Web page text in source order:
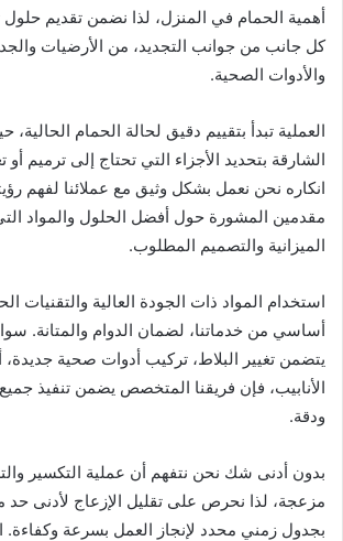
أهمية الحمام في المنزل، لذا نضمن تقديم
كل جانب من جوانب التجديد، من الأرضيات
والأدوات الصحية.
العملية تبدأ بتقييم دقيق لحالة الحمام
الشارقة بتحديد الأجزاء التي تحتاج إلى ترميم
انكاره نحن نعمل بشكل وثيق مع عملائنا لفهم
مقدمين المشورة حول أفضل الحلول والمواد
الميزانية والتصميم المطلوب.
استخدام المواد ذات الجودة العالية والتقنيات
أساسي من خدماتنا، لضمان الدوام والمتانة.
يتضمن تغيير البلاط، تركيب أدوات صحية جديدة،
الأنابيب، فإن فريقنا المتخصص يضمن تنفيذ
ودقة.
بدون أدنى شك نحن نتفهم أن عملية التكسير
مزعجة، لذا نحرص على تقليل الإزعاج لأدنى حد
بجدول زمني محدد لإنجاز العمل بسرعة وكفاءة.